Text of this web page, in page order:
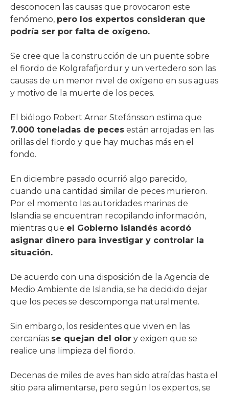
desconocen las causas que provocaron este
fenómeno, pero los expertos consideran que
podría ser por falta de oxígeno.
Se cree que la construcción de un puente sobre
el fiordo de Kolgrafafjordur y un vertedero son las
causas de un menor nivel de oxígeno en sus aguas
y motivo de la muerte de los peces.
El biólogo Robert Arnar Stefánsson estima que
7.000 toneladas de peces están arrojadas en las
orillas del fiordo y que hay muchas más en el
fondo.
En diciembre pasado ocurrió algo parecido,
cuando una cantidad similar de peces murieron.
Por el momento las autoridades marinas de
Islandia se encuentran recopilando información,
mientras que el Gobierno islandés acordó
asignar dinero para investigar y controlar la
situación.
De acuerdo con una disposición de la Agencia de
Medio Ambiente de Islandia, se ha decidido dejar
que los peces se descomponga naturalmente.
Sin embargo, los residentes que viven en las
cercanías se quejan del olor y exigen que se
realice una limpieza del fiordo.
Decenas de miles de aves han sido atraídas hasta el
sitio para alimentarse, pero según los expertos, se